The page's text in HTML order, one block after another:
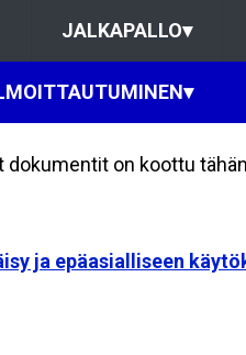
JALKAPALLO▾
▾
dokumentit on koottu
ja epäasialliseen